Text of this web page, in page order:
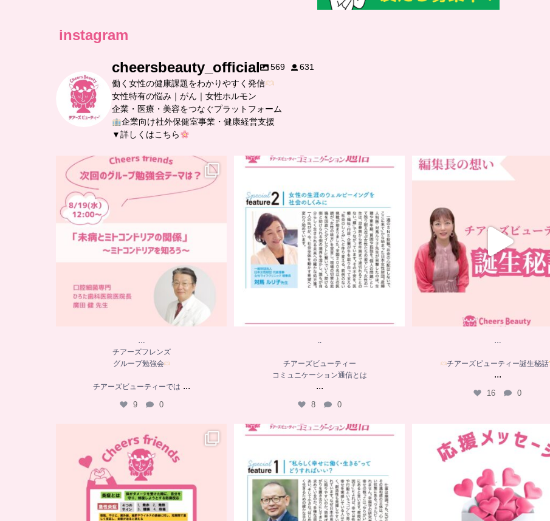
instagram
cheersbeauty_official
569
631
働く女性の健康課題をわかりやすく発信
女性特有の悩み｜がん｜女性ホルモン
企業・医療・美容をつなぐプラットフォーム
企業向け社外保健室事業・健康経営支援
▼詳しくはこちら
チアーズフレンズ
グループ勉強会
チアーズビューティーでは
…
チアーズフレンズ
グループ勉強会
チアーズビューティーでは ...
9 0
..
コミュニケーション通信とは
...
8 0
..
チアーズビューティー
コミュニケーション通信とは
...
8 0
…
チアーズビューティー誕生秘話
…
チアーズビューティー誕生秘話
...
16 0
…
チアーズフレンズ
グループ勉強会
チアーズビューティーでは
11
．．
...
8 0
…
応援メッセージをいただきました
10